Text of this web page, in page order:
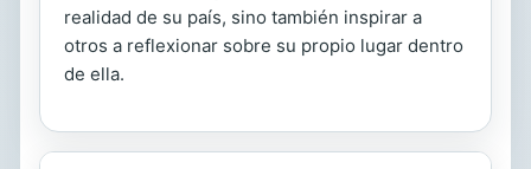
realidad de su país, sino también inspirar a
otros a reflexionar sobre su propio lugar dentro
de ella.